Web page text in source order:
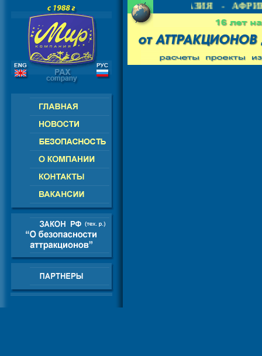
СНГ - ЕВРОПА - АМЕРИКА - АЗИЯ -